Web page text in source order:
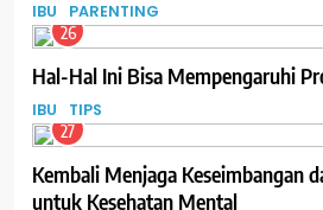
IBU PARENTING
26
Hal-Hal Ini Bisa Mempengaruhi
IBU TIPS
27
Kembali Menjaga Keseimbangan
untuk Kesehatan Mental